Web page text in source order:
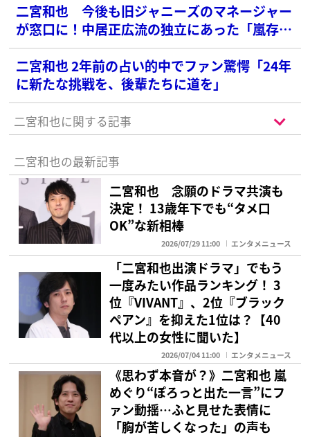
二宮和也 今後も旧ジャニーズのマネージャー
が窓口に！中居正広流の独立にあった「嵐存続
の覚悟」
二宮和也 2年前の占い的中でファン驚愕「24年
に新たな挑戦を、後輩たちに道を」
二宮和也に関する記事
二宮和也の最新記事
二宮和也 念願のドラマ共演も
決定！ 13歳年下でも“タメ口
OK”な新相棒
2026/07/29 11:00 エンタメニュース
「二宮和也出演ドラマ」でもう
一度みたい作品ランキング！ 3
位『VIVANT』、2位『ブラック
ペアン』を抑えた1位は？【40
代以上の女性に聞いた】
2026/07/04 11:00 エンタメニュース
《思わず本音が？》二宮和也 嵐
めぐり“ぽろっと出た一言”にフ
ァン動揺…ふと見せた表情に
「胸が苦しくなった」の声も